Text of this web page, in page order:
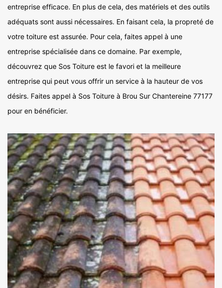
entreprise efficace. En plus de cela, des matériels et des outils
adéquats sont aussi nécessaires. En faisant cela, la propreté de
votre toiture est assurée. Pour cela, faites appel à une
entreprise spécialisée dans ce domaine. Par exemple,
découvrez que Sos Toiture est le favori et la meilleure
entreprise qui peut vous offrir un service à la hauteur de vos
désirs. Faites appel à Sos Toiture à Brou Sur Chantereine 77177
pour en bénéficier.